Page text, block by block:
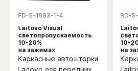
FD-S-1993-1-4
Laitovo Visual
светопропускаемость
10-20%
на зажимах
Каркасные автошторки
RD-
10-
на